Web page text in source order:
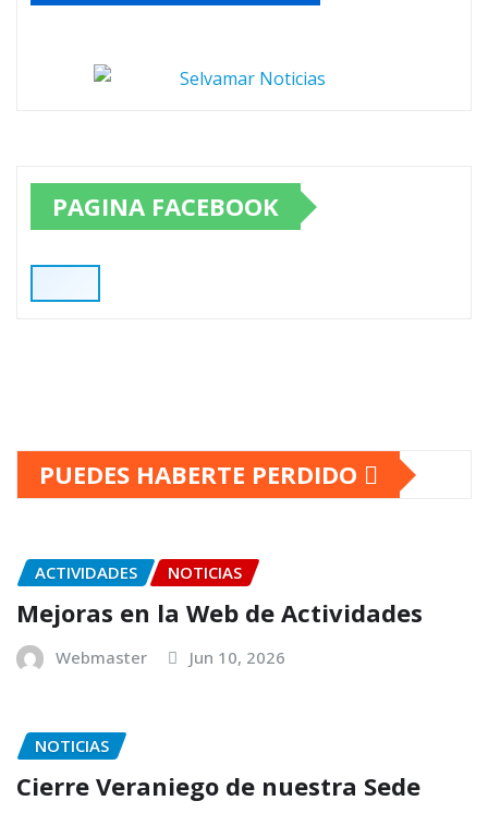
PAGINA FACEBOOK
PUEDES HABERTE PERDIDO
ACTIVIDADES NOTICIAS
Mejoras en la Web de Actividades
Webmaster Jun 10, 2026
NOTICIAS
Cierre Veraniego de nuestra Sede